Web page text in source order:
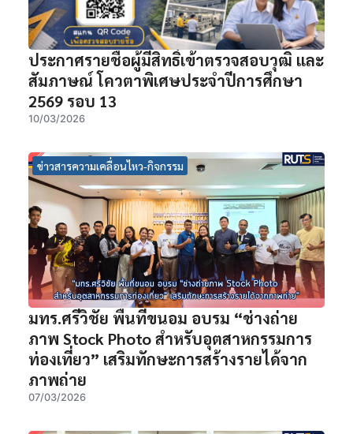
ประกาศรายชื่อผู้มีสิทธิ์เข้าตรวจสอบวุฒิ และ
สัมภาษณ์ โควตาพิเศษประจำปีการศึกษา
2569 รอบ 13
10/03/2026
ข่าวสารความเคลื่อนไหว-กิจกรรม
มทร.ศรีวิชัย พื้นที่ขนอม อบรม “ช่างถ่าย
ภาพ Stock Photo สำหรับอุตสาหกรรมการ
ท่องเที่ยว” เสริมทักษะการสร้างรายได้จาก
ภาพถ่าย
07/03/2026